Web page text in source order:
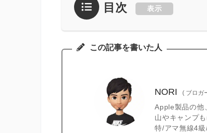
目次 表示
この記事を書いた人
NORI ( ブロガ
Apple製品の他
山やキャンプ
特/アマ無線4